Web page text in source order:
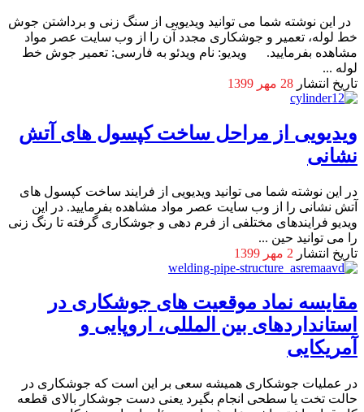
در این نوشته شما می توانید ویدیویی از سنگ زنی و برداشتن جوش
خط لوله، تعمیر و جوشکاری مجدد آن را از وب سایت عصر مواد
مشاهده بفرمایید. ویدیو: نام ویدئو به فارسی: تعمیر جوش خط
لوله ...
تاریخ انتشار 28 مهر 1399
ویدیویی از مراحل ساخت کپسول های آتش
نشانی
در این نوشته شما می توانید ویدیویی از فرایند ساخت کپسول های
آتش نشانی را از وب سایت عصر مواد مشاهده بفرمایید. در این
ویدیو فرایندهای مختلفی از فرم دهی و جوشکاری گرفته تا رنگ زنی
را می توانید حین ...
تاریخ انتشار 2 مهر 1399
مقایسه نماد موقعیت های جوشکاری در
استانداردهای بین المللی، اروپایی و
آمریکایی
در عملیات جوشکاری همیشه سعی بر این است که جوشکاری در
حالت تخت یا سطحی انجام بگیرد یعنی دست جوشکار بالای قطعه